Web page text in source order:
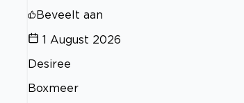
Beveelt aan
1 August 2026
Desiree
Boxmeer